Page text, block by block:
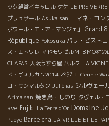
ック経営者キャロル ケケ LE PRE VERRE
プリュサール Asuka san ロマネ・コン
ボワール・エ・ア・マンジェ」
Grand 8
République Yokosuka パリ・ビスト
ス・エトワレ マドモワゼルＭ ＢＭО社の
CLAPAS 大阪うずら屋 パルク LA VIGNE
ド・ヴォルカン2014 ベジエ Couple
ロ・サンマルタン Juliénas シルヴェー
Arima san 焼き鳥・しのり タヴェル・
ave Fujiki La Terre d'Or Domaine
Pueyo Barcelona LA VRILLE ET LE